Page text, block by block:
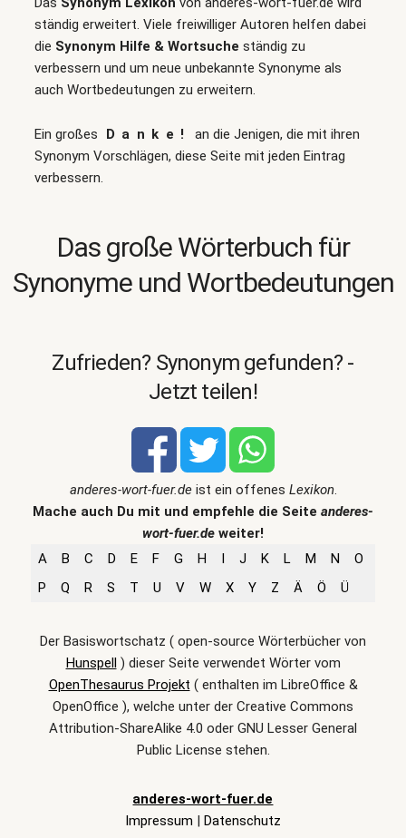
ständig erweitert. Viele freiwilliger Autoren helfen dabei
die Synonym Hilfe & Wortsuche ständig zu
verbessern und um neue unbekannte Synonyme als
auch Wortbedeutungen zu erweitern.
Ein großes Danke!
an die Jenigen, die mit ihren
Synonym Vorschlägen, diese Seite mit jeden Eintrag
verbessern.
Das große Wörterbuch für
Synonyme und Wortbedeutungen
Zufrieden? Synonym gefunden? -
Jetzt teilen!
anderes-wort-fuer.deist ein offenes Lexikon.
Mache auch Du mit und empfehle die Seite anderes-
wort-fuer.de weiter!
A
B C D E F G H I J K L M N
O
P
Q R S T U V W X Y Z Ä Ö Ü
Der Basiswortschatz ( open-source Wörterbücher von
Hunspell) dieser Seite verwendet Wörter vom
OpenThesaurus Projekt ( enthalten im LibreOffice &
OpenOffice ), welche unter der Creative Commons
Attribution-ShareAlike 4.0 oder GNU Lesser General
Public License stehen.
anderes-wort-fuer.de
Impressum | Datenschutz